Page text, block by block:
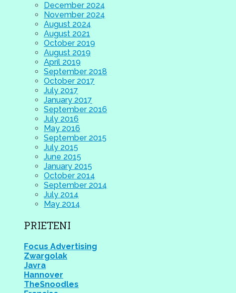
December 2024
November 2024
August 2024
August 2021
October 2019
August 2019
April 2019
September 2018
October 2017
July 2017
January 2017
September 2016
July 2016
May 2016
September 2015
July 2015
June 2015
January 2015
October 2014
September 2014
July 2014
May 2014
PRIETENI
Focus Advertising
Zwargolak
Javra
Hannover
TheSnoodles